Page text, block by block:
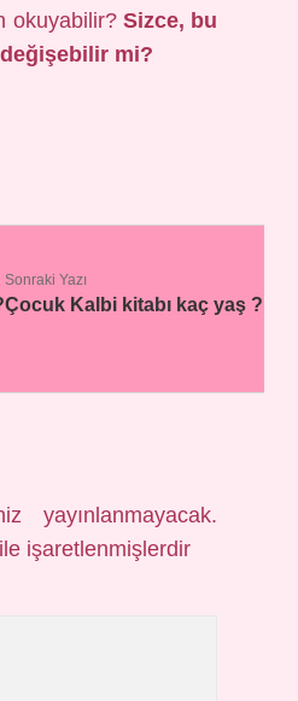
okuyabilir? Sizce, bu
mi?
Sonraki Yazı
Çocuk Kalbi kitabı kaç yaş ?
yayınlanmayacak.
ile işaretlenmişlerdir